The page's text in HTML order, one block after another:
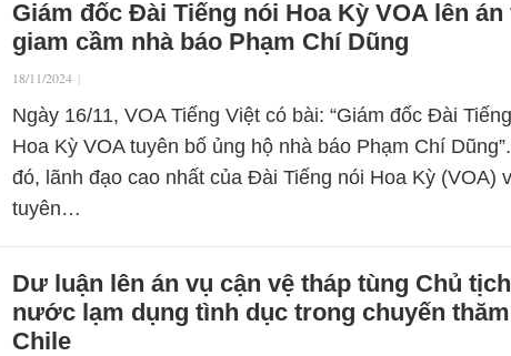
Giám đốc Đài Tiếng nói Hoa Kỳ VOA lên án
giam cầm nhà báo Phạm Chí Dũng
18/11/2024 |
Ngày 16/11, VOA Tiếng Việt có bài: “Giám đốc Đài
Hoa Kỳ VOA tuyên bố ủng hộ nhà báo Phạm Chí
đó, lãnh đạo cao nhất của Đài Tiếng nói Hoa Kỳ (VOA)
tuyên…
Dư luận lên án vụ cận vệ tháp tùng Chủ tịch
nước lạm dụng tình dục trong chuyến thăm
Chile